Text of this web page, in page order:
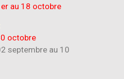
au 18 octobre
octobre
septembre au 10